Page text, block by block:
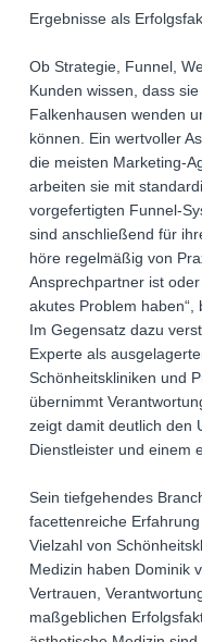
Ergebnisse als
Ob Strategie, Funnel,
Kunden wissen, dass
Falkenhausen wenden
können. Ein wertvoller
die meisten Marketing-
arbeiten sie mit
vorgefertigten Funnel-
sind anschließend für
höre regelmäßig von
Ansprechpartner ist
akutes Problem
Im Gegensatz dazu
Experte als
Schönheitskliniken und
übernimmt
zeigt damit deutlich den
Dienstleister und einem
Sein tiefgehendes
facettenreiche
Vielzahl von
Medizin haben Dominik
Vertrauen,
maßgeblichen